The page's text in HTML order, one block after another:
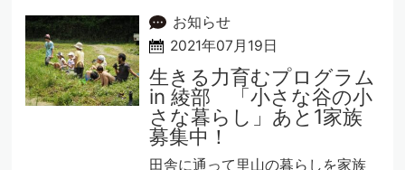
お知らせ
2021年07月19日
生きる力育むプログラム
in 綾部 「小さな谷の小
さな暮らし」あと1家族
募集中！
田舎に通って里山の暮らしを家族